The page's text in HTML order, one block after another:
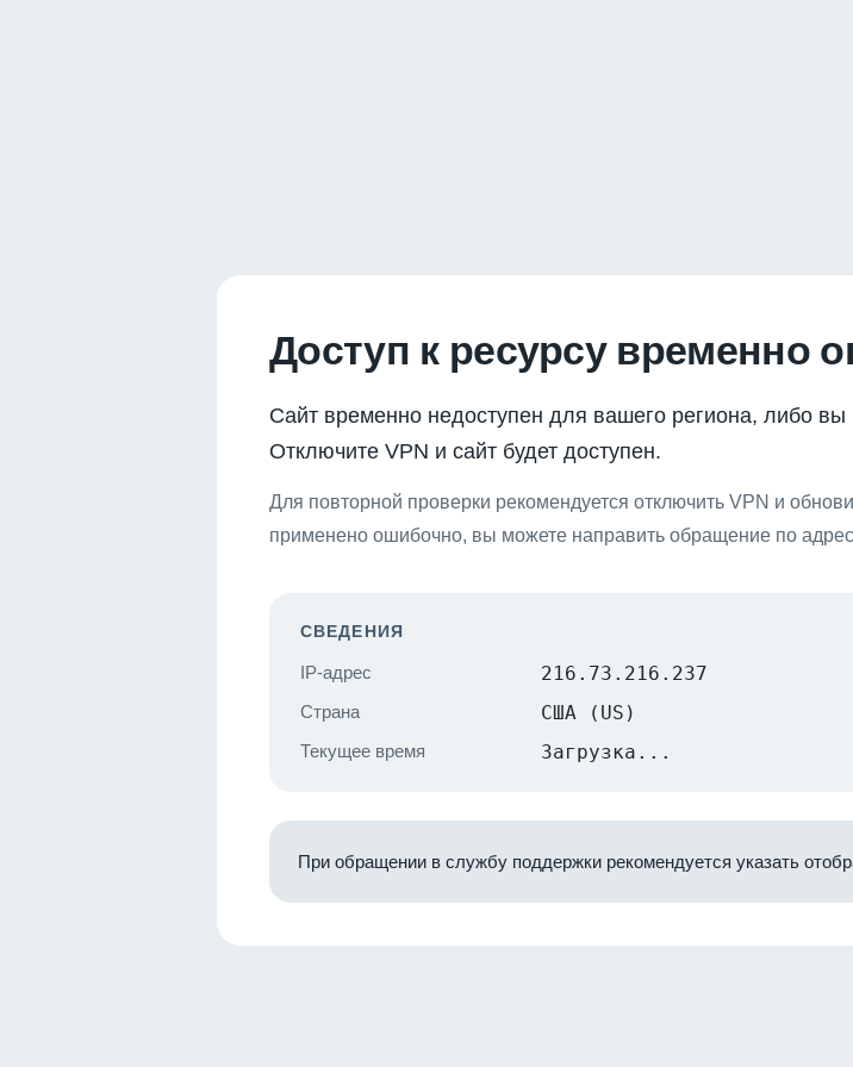
Доступ к ресурсу временно
Сайт временно недоступен для вашего региона, либо вы
Отключите VPN и сайт будет доступен.
Для повторной проверки рекомендуется отключить VPN и
применено ошибочно, вы можете направить обращение по
СВЕДЕНИЯ
IP-адрес 216.73.216.237
Страна США (US)
Текущее время Загрузка...
При обращении в службу поддержки рекомендуется указать